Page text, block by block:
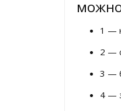
1 —
2 —
3 —
4 —